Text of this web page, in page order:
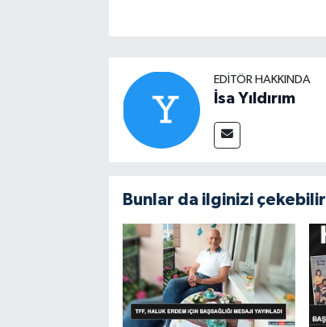
EDITÖR HAKKINDA
İsa Yıldırım
Bunlar da ilginizi çekebilir